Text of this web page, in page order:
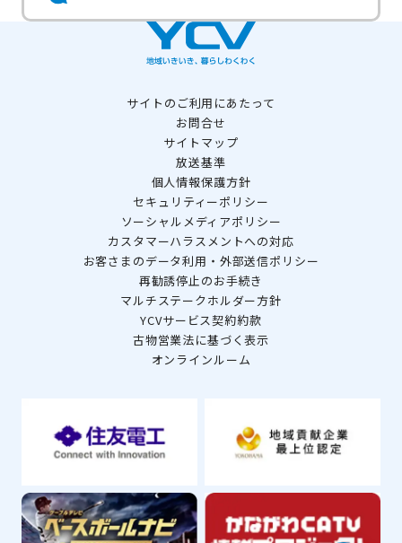
サイトのご利用にあたって
お問合せ
サイトマップ
放送基準
個人情報保護方針
セキュリティーポリシー
ソーシャルメディアポリシー
カスタマーハラスメントへの対応
お客さまのデータ利用・外部送信ポリシー
再勧誘停止のお手続き
マルチステークホルダー方針
YCVサービス契約約款
古物営業法に基づく表示
オンラインルーム